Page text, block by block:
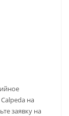
на
заявку на